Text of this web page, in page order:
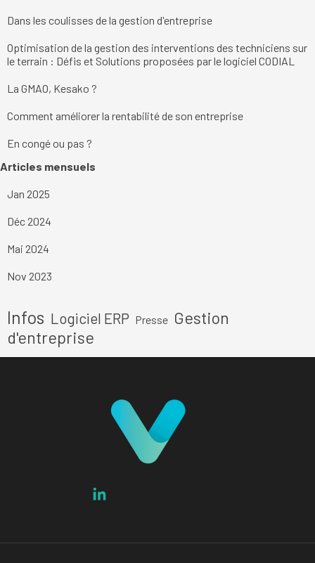
Dans les coulisses de la gestion d'entreprise
Optimisation de la gestion des interventions des techniciens sur
le terrain : Défis et Solutions proposées par le logiciel CODIAL
La GMAO, Kesako ?
Comment améliorer la rentabilité de son entreprise
En congé ou pas ?
Sauter le bloc Articles mensuels
Articles mensuels
Jan 2025
Déc 2024
Mai 2024
Nov 2023
Infos Logiciel ERP Presse Gestion
d'entreprise
Pilotez votre entreprise au doigt et à l'oeil en